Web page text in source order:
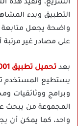
السريع، وتفيد هذه
التطبيق وبدء
واضحة يجعل متابعة
على مصادر غير مرتبة
بعد تحميل تطبيق 1001 مهكر منصة الشرقية للاندرويد
يستطيع المستخدم
وبرامج ووثائقيات
المجموعة من يبحث
واحد، كما يمكن أن